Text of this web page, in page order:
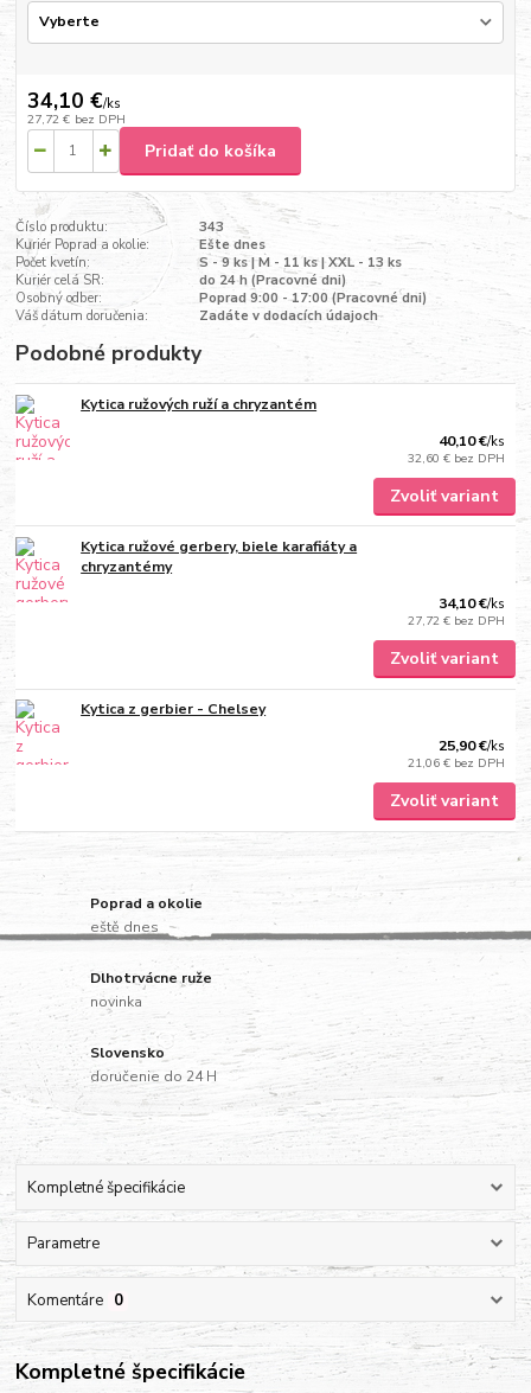
34,10 €/ks
27,72 € bez DPH
Pridať do košíka
Číslo produktu:
343
Kuriér Poprad a okolie:
Ešte dnes
Počet kvetín:
S - 9 ks | M - 11 ks | XXL - 13 ks
Kuriér celá SR:
do 24 h (Pracovné dni)
Osobný odber:
Poprad 9:00 - 17:00 (Pracovné dni)
Váš dátum doručenia:
Zadáte v dodacích údajoch
Podobné produkty
Kytica ružových ruží a chryzantém
40,10 €/ks
32,60 € bez DPH
Zvoliť variant
Kytica ružové gerbery, biele karafiáty a
chryzantémy
34,10 €/ks
27,72 € bez DPH
Zvoliť variant
Kytica z gerbier - Chelsey
25,90 €/ks
21,06 € bez DPH
Zvoliť variant
Poprad a okolie
eště dnes
Dlhotrvácne ruže
novinka
Slovensko
doručenie do 24 H
Kompletné špecifikácie
Parametre
Komentáre 0
Kompletné špecifikácie